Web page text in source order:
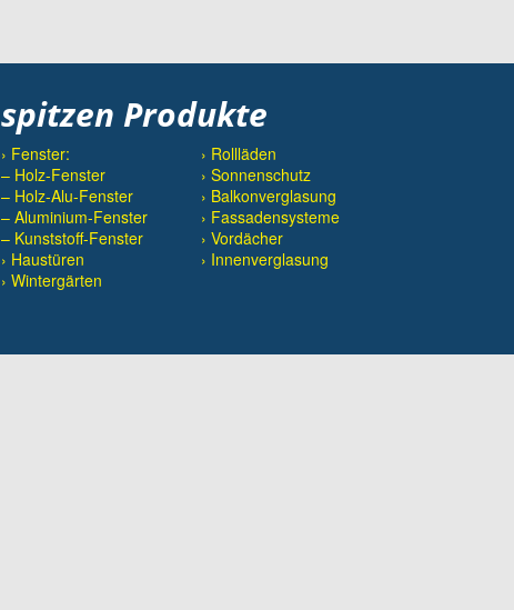
spitzen Produkte
› Fenster:
– Holz-Fenster
– Holz-Alu-Fenster
– Aluminium-Fenster
– Kunststoff-Fenster
› Haustüren
› Wintergärten
› Rollläden
› Sonnenschutz
› Balkonverglasung
› Fassadensysteme
› Vordächer
› Innenverglasung